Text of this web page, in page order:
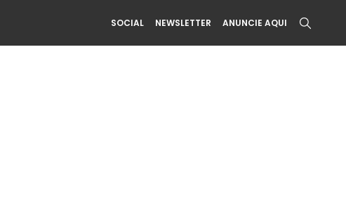
SOCIAL NEWSLETTER ANUNCIE AQUI